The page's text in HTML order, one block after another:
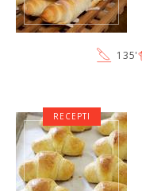
135'
RECEPTI